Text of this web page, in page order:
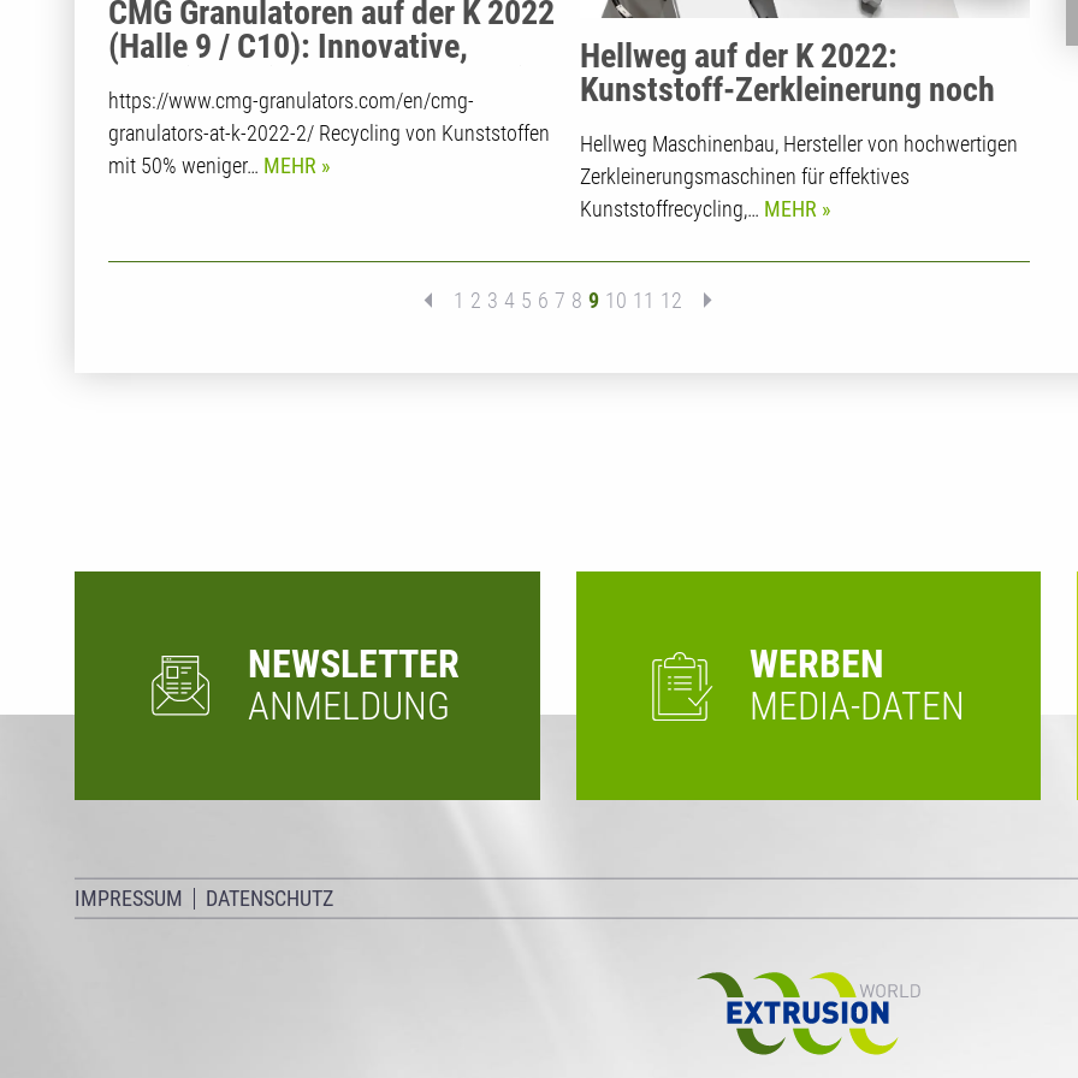
CMG Granulatoren auf der K 2022
(Halle 9 / C10): Innovative,
Recyclinglösungen
https://www.cmg-granulators.com/en/cmg-
granulators-at-k-2022-2/ Recycling von Kunststoffen
mit 50% weniger… MEHR
Hellweg auf der K 2022:
Kunststoff-Zerkleinerung noch
Hellweg Maschinenbau, Hersteller von hochwertigen
Zerkleinerungsmaschinen für effektives
Kunststoffrecycling,… MEHR
1 2 3 4 5 6 7 8 9 10 11 12
NEWSLETTER
ANMELDUNG
WERBEN
MEDIA-DATEN
IMPRESSUM DATENSCHUTZ